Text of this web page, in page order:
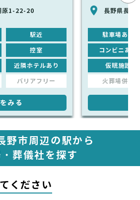
原1-22-20
駅近
控室
近隣ホテルあり
バリアフリー
みる
長野県長野
駐車場あり
コンビニあり
仮眠施設
火葬場併設
野市周辺の駅から
葬儀社を探す
ください